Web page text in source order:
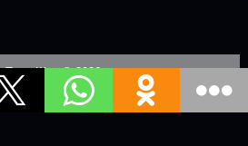
Теле-Шоу © 2026